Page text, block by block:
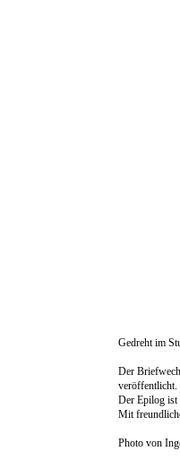
Gedreht im
Der
Der Epilog ist
Mit
Photo von